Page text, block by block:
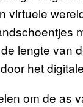
virtuele
lengte van
het
om de as